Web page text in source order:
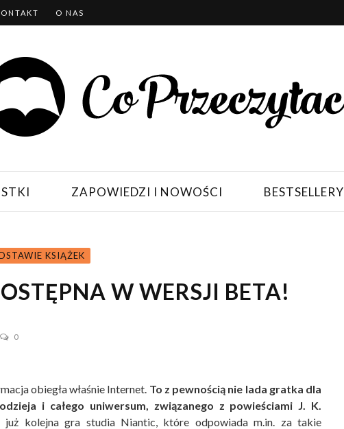
O NAS
ZAPOWIEDZI I NOWOŚCI BESTSELLERY
KSIĄŻEK
W WERSJI BETA!
0
obiegła właśnie Internet. To z pewnością nie lada gratka dla
i całego uniwersum, związanego z powieściami J. K.
kolejna gra studia Niantic, które odpowiada m.in. za takie